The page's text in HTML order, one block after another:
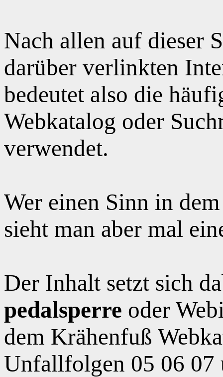
Nach allen auf dieser
darüber verlinkten
bedeutet also die
Webkatalog oder
verwendet.
Wer einen Sinn in
sieht man aber mal
Der Inhalt setzt sich
pedalsperre oder
dem Krähenfuß
Unfallfolgen 05 06 07